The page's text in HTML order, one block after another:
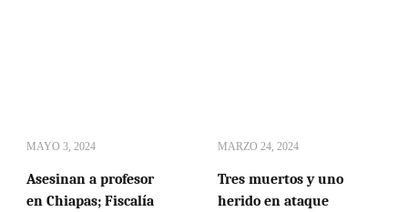
MAYO 3, 2024
Asesinan a profesor
en Chiapas; Fiscalía
MARZO 24, 2024
Tres muertos y uno
herido en ataque